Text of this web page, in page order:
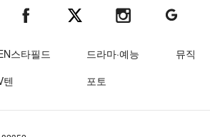
네이버TV
텐아시아 페이스북텐아시아 엑스텐아시아 인스타그램
텐아시아
스타필드 드라마·예능
뮤직
텐 포토